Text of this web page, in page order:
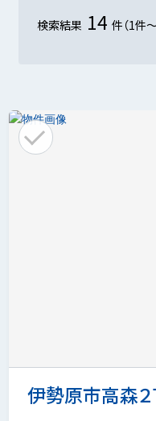
検索結果 14 件（1件
伊勢原市高森